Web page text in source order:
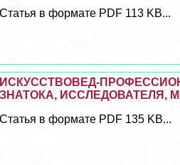
Статья в формате PDF 113 KB...
ИСКУССТВОВЕД-
ЗНАТОКА, ИССЛЕДОВАТЕЛЯ,
Статья в формате PDF 135 KB...